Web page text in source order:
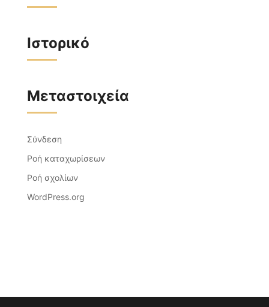
Ιστορικό
Μεταστοιχεία
Σύνδεση
Ροή καταχωρίσεων
Ροή σχολίων
WordPress.org